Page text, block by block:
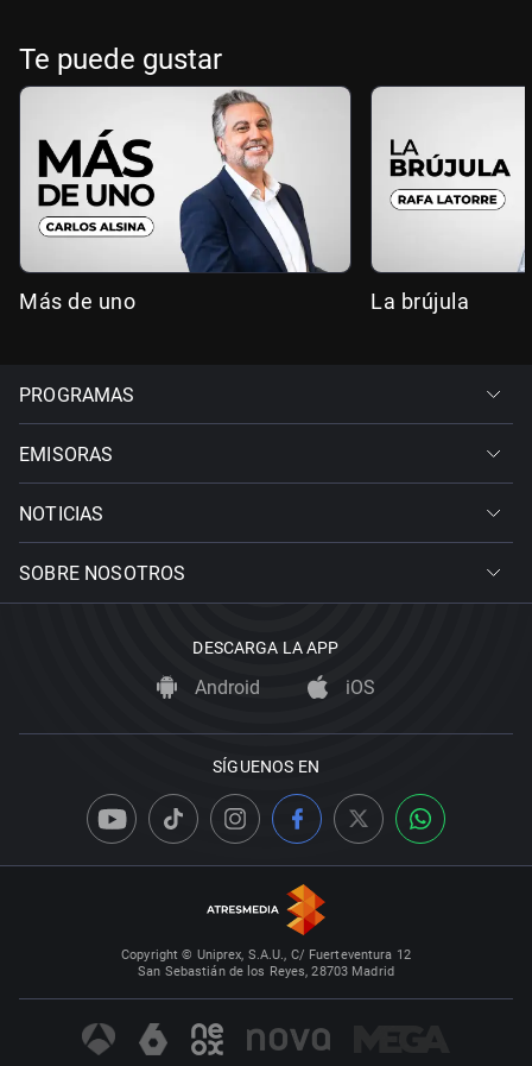
Te puede gustar
Más de uno La brújula
PROGRAMAS
EMISORAS
NOTICIAS
SOBRE NOSOTROS
DESCARGA LA APP
Android iOS
SÍGUENOS EN
Copyright © Uniprex, S.A.U., C/ Fuerteventura 12
San Sebastián de los Reyes, 28703 Madrid